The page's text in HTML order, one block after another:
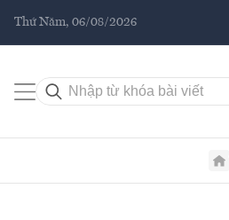
Thứ Năm, 06/08/2026